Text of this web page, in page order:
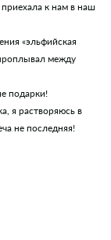
к нам в наш
«эльфийская
между
подарки!
я растворяюсь в
не последняя!